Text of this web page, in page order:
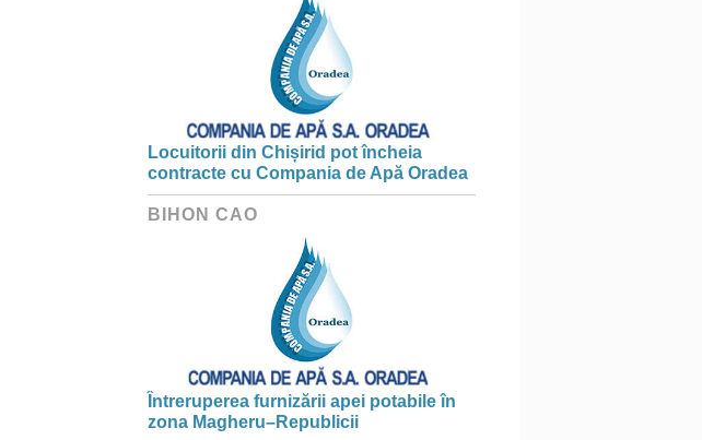
Locuitorii din Chișirid pot încheia
contracte cu Compania de Apă Oradea
BIHON CAO
Întreruperea furnizării apei potabile în
zona Magheru–Republicii